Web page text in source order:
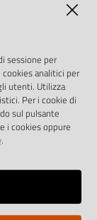
alle condizioni
e dal d.lgs.
sessione per
analitici per
utenti. Utilizza
Per i cookie di
sul pulsante
i cookies oppure
.